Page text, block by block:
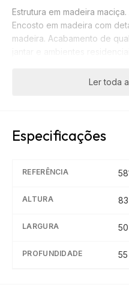
Estrutura em madeira
Encosto em madeira com
madeira. Acabamento de
Ler toda
Especificações
REFERÊNCIA
ALTURA 83
LARGURA 50
PROFUNDIDADE 55